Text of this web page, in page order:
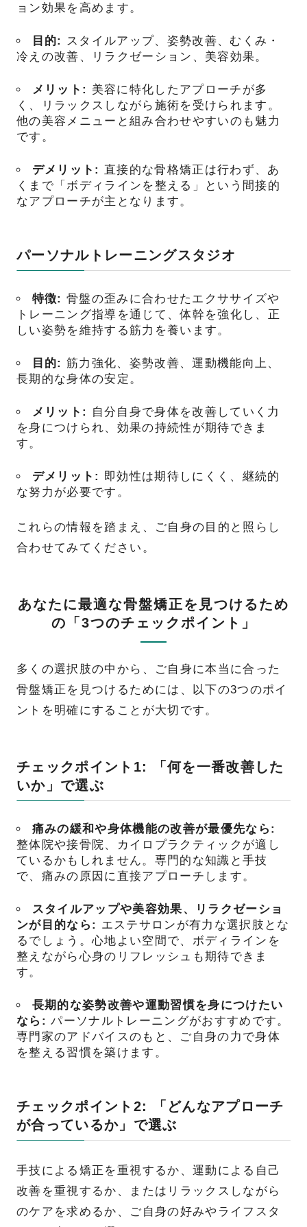
ョン効果を高めます。
目的: スタイルアップ、姿勢改善、むくみ・
冷えの改善、リラクゼーション、美容効果。
メリット: 美容に特化したアプローチが多
く、リラックスしながら施術を受けられます。
他の美容メニューと組み合わせやすいのも魅力
です。
デメリット: 直接的な骨格矯正は行わず、あ
くまで「ボディラインを整える」という間接的
なアプローチが主となります。
パーソナルトレーニングスタジオ
特徴: 骨盤の歪みに合わせたエクササイズや
トレーニング指導を通じて、体幹を強化し、正
しい姿勢を維持する筋力を養います。
目的: 筋力強化、姿勢改善、運動機能向上、
長期的な身体の安定。
メリット:
自分自身で身体を改善していく力
を身につけられ、効果の持続性が期待できま
す。
デメリット: 即効性は期待しにくく、継続的
な努力が必要です。
これらの情報を踏まえ、ご自身の目的と照らし
合わせてみてください。
あなたに最適な骨盤矯正を見つけるため
の「3つのチェックポイント」
多くの選択肢の中から、ご自身に本当に合った
骨盤矯正を見つけるためには、以下の3つのポイ
ントを明確にすることが大切です。
チェックポイント1: 「何を一番改善した
いか」で選ぶ
痛みの緩和や身体機能の改善が最優先なら:
整体院や接骨院、カイロプラクティックが適し
ているかもしれません。専門的な知識と手技
で、痛みの原因に直接アプローチします。
スタイルアップや美容効果、リラクゼーショ
ンが目的なら: エステサロンが有力な選択肢とな
るでしょう。心地よい空間で、ボディラインを
整えながら心身のリフレッシュも期待できま
す。
長期的な姿勢改善や運動習慣を身につけたい
なら: パーソナルトレーニングがおすすめです。
専門家のアドバイスのもと、ご自身の力で身体
を整える習慣を築けます。
チェックポイント2: 「どんなアプローチ
が合っているか」で選ぶ
手技による矯正を重視するか、運動による自己
改善を重視するか、またはリラックスしながら
のケアを求めるか、ご自身の好みやライフスタ